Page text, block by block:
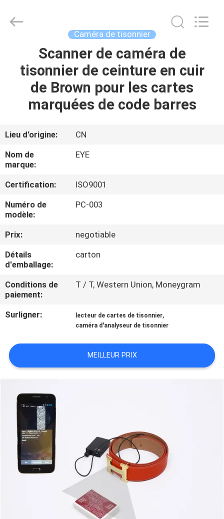
APERÇU
PRODUITS
PROPOS
DE
NOUS
VISITE
D'USINE
CONTRÔLE
DE
LA
QUALITÉ
DEMANDE
SOUMISSION
PLAN
DU
SITE
Cheat
Center.
Caméra de tisonnier
Scanner de caméra de
tisonnier de ceinture en cuir
de Brown pour les cartes
marquées de code barres
Lieu d'origine:
CN
Nom de
marque:
EYE
Certification:
ISO9001
Numéro de
modèle:
PC-003
Prix:
negotiable
Détails
d'emballage:
carton
Conditions de
paiement:
T / T, Western Union, Moneygram
Surligner: lecteur de cartes de tisonnier,
caméra d'analyseur de tisonnier
MEILLEUR PRIX